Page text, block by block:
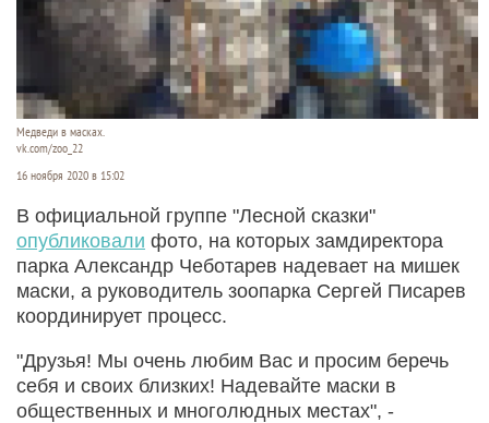
Медведи в масках.
vk.com/zoo_22
16 ноября 2020 в 15:02
В официальной группе "Лесной сказки"
опубликовали фото, на которых замдиректора
парка Александр Чеботарев надевает на мишек
маски, а руководитель зоопарка Сергей Писарев
координирует процесс.
"Друзья! Мы очень любим Вас и просим беречь
себя и своих близких! Надевайте маски в
общественных и многолюдных местах", -